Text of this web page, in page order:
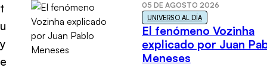
t
u
y
e
05 DE AGOSTO 2026
UNIVERSO AL DÍA
El fenómeno Vozinha
explicado por Juan
Meneses